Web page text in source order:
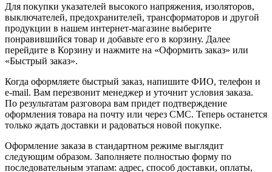
Для покупки указателей высокого напряжения, изоляторов,
выключателей, предохранителей, трансформаторов и другой
продукции в нашем интернет-магазине выберите
понравившийся товар и добавьте его в корзину. Далее
перейдите в Корзину и нажмите на «Оформить заказ» или
«Быстрый заказ».
Когда оформляете быстрый заказ, напишите ФИО, телефон и
e-mail. Вам перезвонит менеджер и уточнит условия заказа.
По результатам разговора вам придет подтверждение
оформления товара на почту или через СМС. Теперь останется
только ждать доставки и радоваться новой покупке.
Оформление заказа в стандартном режиме выглядит
следующим образом. Заполняете полностью форму по
последовательным этапам: адрес, способ доставки, оплаты,